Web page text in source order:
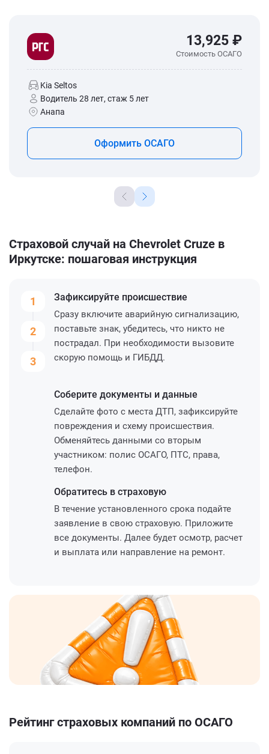
13,925 ₽
Стоимость ОСАГО
Kia Seltos
Водитель 28 лет, стаж 5 лет
Анапа
Оформить ОСАГО
Страховой случай на Chevrolet Cruze в
Иркутске: пошаговая инструкция
1
2
3
Зафиксируйте происшествие
Сразу включите аварийную сигнализацию,
поставьте знак, убедитесь, что никто не
пострадал. При необходимости вызовите
скорую помощь и ГИБДД.
Соберите документы и данные
Сделайте фото с места ДТП, зафиксируйте
повреждения и схему происшествия.
Обменяйтесь данными со вторым
участником: полис ОСАГО, ПТС, права,
телефон.
Обратитесь в страховую
В течение установленного срока подайте
заявление в свою страховую. Приложите
все документы. Далее будет осмотр, расчет
и выплата или направление на ремонт.
Рейтинг страховых компаний по ОСАГО